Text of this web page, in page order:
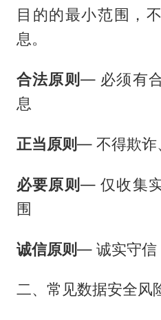
目的的最小范围，
息。
合法原则 — 必须有
息
正当原则— 不得欺诈
必要原则 — 仅收集
围
诚信原则— 诚实守信
二、常见数据安全风